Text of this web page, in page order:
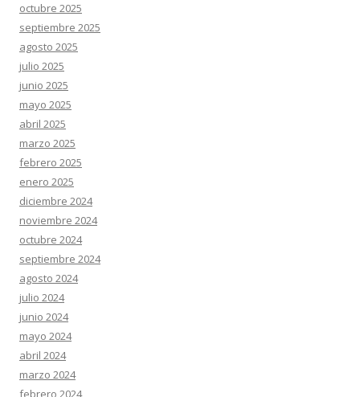
octubre 2025
septiembre 2025
agosto 2025
julio 2025
junio 2025
mayo 2025
abril 2025
marzo 2025
febrero 2025
enero 2025
diciembre 2024
noviembre 2024
octubre 2024
septiembre 2024
agosto 2024
julio 2024
junio 2024
mayo 2024
abril 2024
marzo 2024
febrero 2024